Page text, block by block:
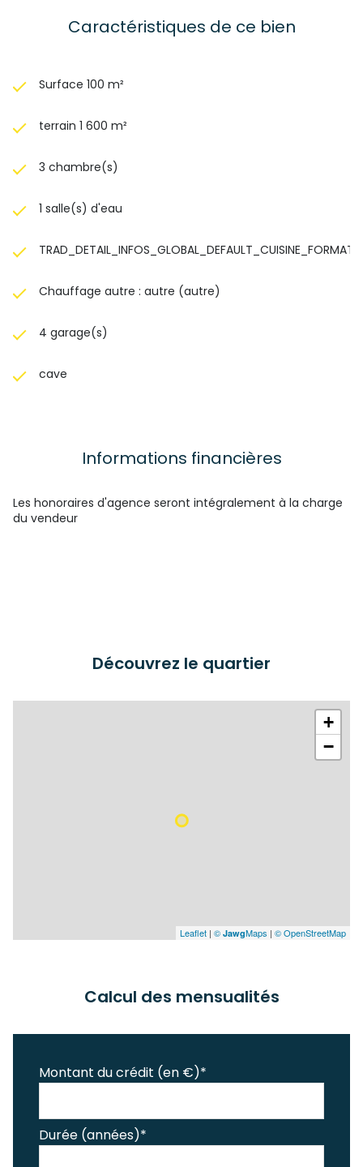
Caractéristiques de ce bien
Surface 100 m²
terrain 1 600 m²
3 chambre(s)
1 salle(s) d'eau
Chauffage autre : autre (autre)
4 garage(s)
cave
Informations financières
Les honoraires d'agence seront intégralement à la charge
du vendeur
Découvrez le quartier
+
−
Leaflet | © JawgMaps | © OpenStreetMap
Calcul des mensualités
Montant du crédit (en €)*
Durée (années)*